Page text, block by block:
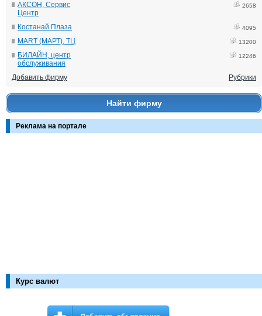
АКСОН, Сервис
Центр
2658
Костанай Плаза 4095
MART (МАРТ), ТЦ 13200
БИЛАЙН, центр
обслуживания
12246
Добавить фирму Рубрики
Найти фирму
Реклама на портале
Курс валют